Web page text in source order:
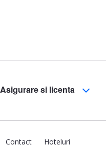
Asigurare si licenta
Contact Hoteluri